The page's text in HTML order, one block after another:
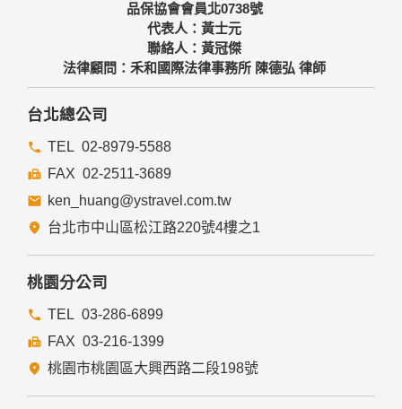
品保協會會員北0738號
代表人：黃士元
聯絡人：黃冠傑
法律顧問：禾和國際法律事務所 陳德弘 律師
台北總公司
02-8979-5588
02-2511-3689
ken_huang@ystravel.com.tw
台北市中山區松江路220號4樓之1
桃園分公司
03-286-6899
03-216-1399
桃園市桃園區大興西路二段198號